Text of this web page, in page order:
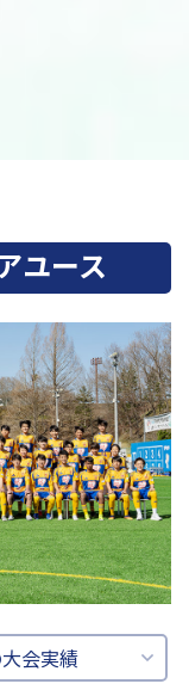
ユース
会実績